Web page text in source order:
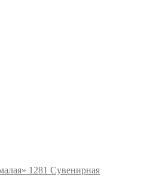
Сувенирная